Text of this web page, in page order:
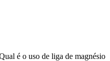
é o uso de liga de magnésio